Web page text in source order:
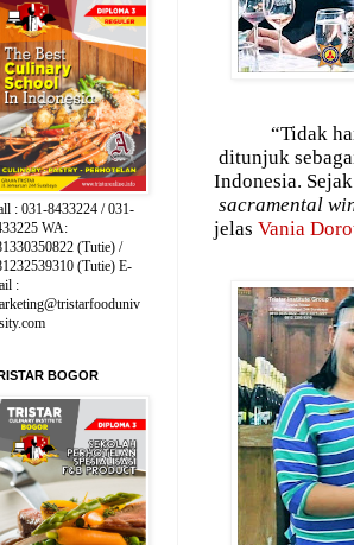
“Tidak
ditunjuk
Indonesia.
sacramental
jelas Vania
: 031-8433224 / 031-
WA:
(Tutie) /
(Tutie) E-
:
BOGOR